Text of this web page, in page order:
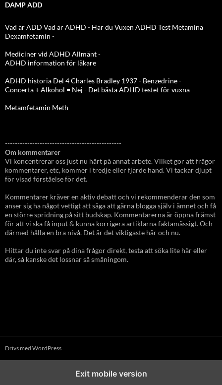
DAMP ADD
Vad är ADD Vad är ADHD - Har du Vuxen ADHD Test Metamina
Dexamfetamin -
Mediciner vid ADHD Allmänt-
ADHD information för läkare
ADHD historia Del 4 Charles Bradley 1937 - Benzedrine-
Concerta + Alkohol = Nej - Det bästa ADHD testet för vuxna
Metamfetamin Meth
-----------------------------------------------
Om kommentarer
Vi koncentrerar oss just nu hårt på annat arbete. Vilket gör att frågor
kommentarer, etc, kommer i tredje eller fjärde hand. Vi tackar djupt
för visad förståelse för det.
Kommentarer kräver en aktiv debatt och vi rekommenderar den som
anser sig ha något vettigt att säga att gärna blogga själv i ämnet och få
en större spridning på sitt budskap. Kommentarerna är öppna främst
för att vi ska få input & kunna korrigera artiklarna faktamässigt. Och
därmed hålla en bra nivå. Det är det viktigaste här och nu.
Hittar du inte svar på dina frågor direkt, testa att söka lite här eller
där, så kanske det lossnar så småningom.
Drivs med WordPress
Exit mobile version